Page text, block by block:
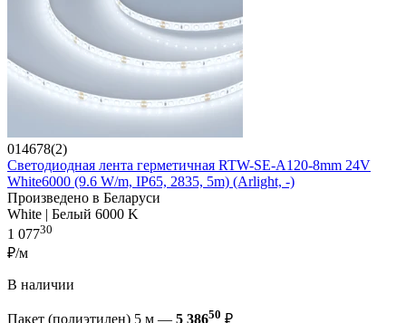
014678(2)
Светодиодная лента герметичная RTW-SE-A120-8mm 24V
White6000 (9.6 W/m, IP65, 2835, 5m) (Arlight, -)
Произведено в Беларуси
White | Белый 6000 K
1 07730
₽/м
В наличии
Пакет (полиэтилен) 5 м — 5 38650 ₽